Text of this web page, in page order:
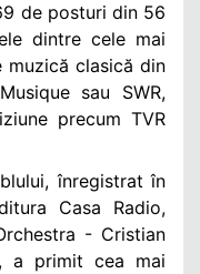
de posturi din 56
dintre cele mai
clasică din
sau SWR,
precum TVR
înregistrat în
Casa Radio,
- Cristian
a primit cea mai